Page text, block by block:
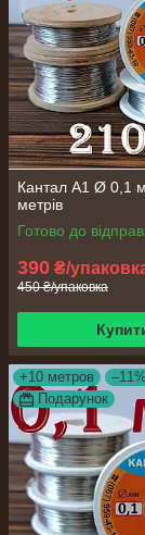
Кантал А1 Ø 0,1
метрів
Готово до
390 ₴/
450 ₴/упаковка
+10 метров
–11%
Подарунок